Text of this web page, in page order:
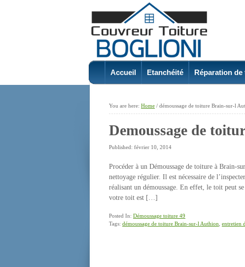
Accueil Etanchéité Réparation
You are here: Home / démoussage de toiture Brain-sur-l
Demoussage de
Published: février 10, 2014
Procéder à un Démoussage de toiture à Brain-
nettoyage régulier. Il est nécessaire de
réalisant un démoussage. En effet, le toit peut
votre toit est […]
Posted In: Démoussage toiture 49
Tags: démoussage de toiture Brain-sur-l Authion entretien